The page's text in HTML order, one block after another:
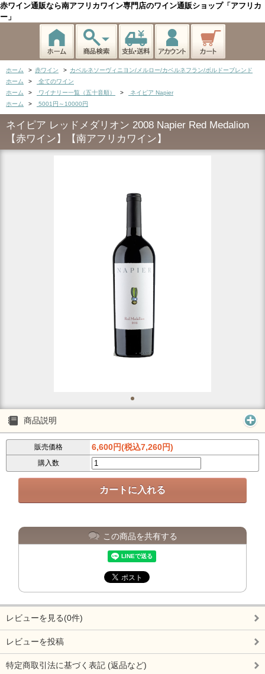
赤ワイン通販なら南アフリカワイン専門店のワイン通販ショップ「アフリカ
ー」
ホーム > 赤ワイン > カベルネソーヴィニヨン/メルロー/カベルネフラン/ボルドーブレンド
ホーム
>
全てのワイン
ホーム
> ワイナリー一覧（五十音順） >
ネイピア Napier
ホーム
> 5001円～10000円
ネイピア レッドメダリオン 2008 Napier Red Medalion
【赤ワイン】【南アフリカワイン】
商品説明
販売価格 6,600円(税込7,260円)
購入数
この商品を共有する
レビューを見る(0件)
レビューを投稿
特定商取引法に基づく表記 (返品など)